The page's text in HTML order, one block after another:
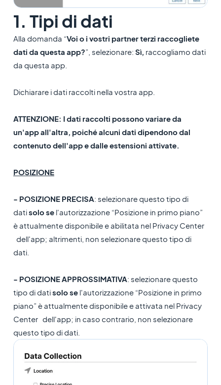
1. Tipi di dati
Alla domanda “Voi o i vostri partner terzi raccogliete
dati da questa app?”, selezionare: Sì, raccogliamo dati
da questa app.
Dichiarare i dati raccolti nella vostra app.
ATTENZIONE: I dati raccolti possono variare da
un'app all'altra, poiché alcuni dati dipendono dal
contenuto dell'app e dalle estensioni attivate.
POSIZIONE
- POSIZIONE PRECISA: selezionare questo tipo di
datisolo sel'autorizzazione “Posizione in primo piano”
è attualmente disponibile e abilitata nel Privacy Center
dell'app; altrimenti, non selezionare questo tipo di
dati.
- POSIZIONE APPROSSIMATIVA: selezionare questo
tipo di datisolo sel'autorizzazione “Posizione in primo
piano” è attualmente disponibile e attivata nel Privacy
Center dell'app; in caso contrario, non selezionare
questo tipo di dati.